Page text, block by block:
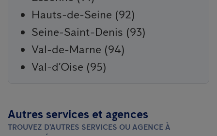
Hauts-de-Seine (92)
Seine-Saint-Denis (93)
Val-de-Marne (94)
Val-d’Oise (95)
Autres services et agences
TROUVEZ D'AUTRES SERVICES OU AGENCE À